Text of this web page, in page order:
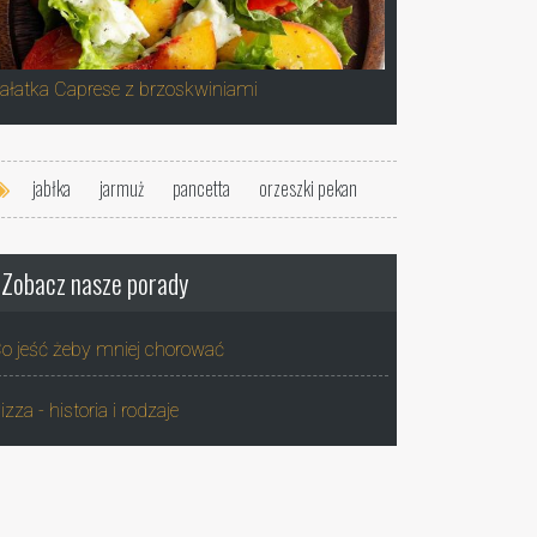
Caprese z brzoskwiniami
jabłka jarmuż pancetta orzeszki pekan
Zobacz nasze porady
jeść żeby mniej chorować
- historia i rodzaje